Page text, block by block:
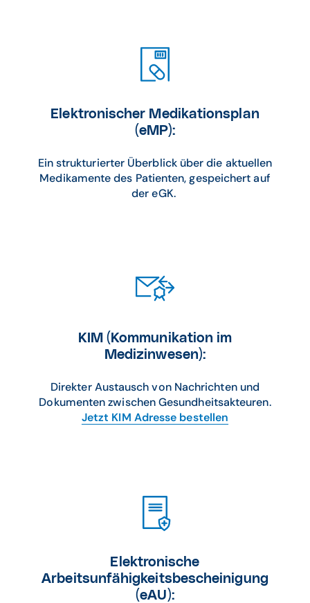
Elektronischer Medikationsplan
(eMP):
Ein strukturierter Überblick über die aktuellen
Medikamente des Patienten, gespeichert auf
der eGK.
KIM (Kommunikation im
Medizinwesen):
Direkter Austausch von Nachrichten und
Dokumenten zwischen Gesundheitsakteuren.
Jetzt KIM Adresse bestellen
Elektronische
Arbeitsunfähigkeitsbescheinigung
(eAU):